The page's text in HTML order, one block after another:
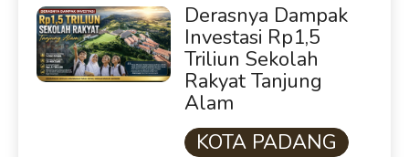
Derasnya Dampak
Investasi Rp1,5
Triliun Sekolah
Rakyat Tanjung
Alam
KOTA PADANG